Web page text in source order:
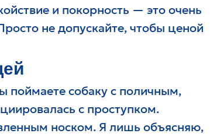
и покорность — это очень
не допускайте, чтобы ценой
поймаете собаку с поличным,
с проступком.
носком. Я лишь объясняю,